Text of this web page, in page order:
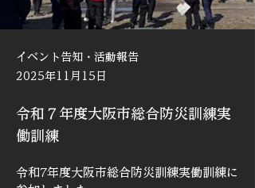
イベント告知・活動報告
2025年11月15日
令和７年度大阪市総合防災訓練実
働訓練
令和7年度大阪市総合防災訓練実働訓練に